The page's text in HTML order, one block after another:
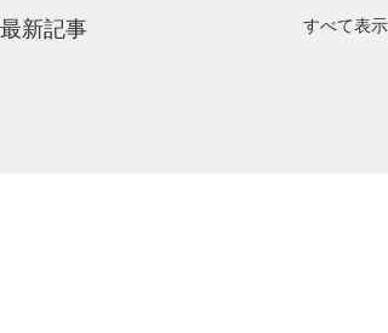
最新記事 すべて表示